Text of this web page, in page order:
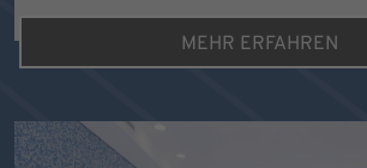
MEHR ERFAHREN